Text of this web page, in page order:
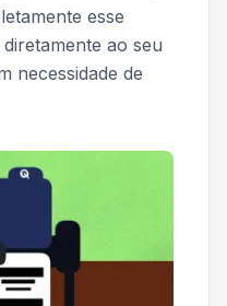
esse
ao seu
necessidade de